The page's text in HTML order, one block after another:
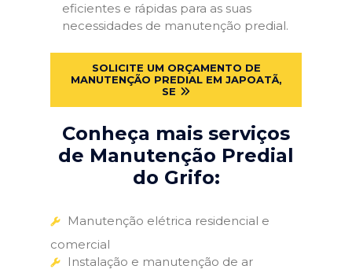
eficientes e rápidas para as suas
necessidades de manutenção predial.
SOLICITE UM ORÇAMENTO DE
MANUTENÇÃO PREDIAL EM JAPOATÃ,
SE
Conheça mais serviços
de Manutenção Predial
do Grifo:
Manutenção elétrica residencial e
comercial
Instalação e manutenção de ar